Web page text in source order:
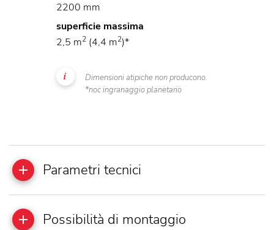
2200 mm
superficie massima
2,5 m2 (4,4 m2)*
Dimensioni atipiche non producono.
*noc ingranaggio planetario
Parametri tecnici
Possibilità di montaggio